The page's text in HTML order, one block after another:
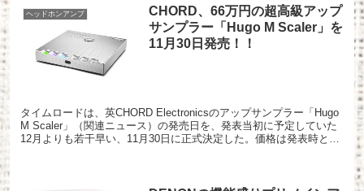
ヘッドホンアンプ
CHORD、66万円の超高級アップ
サンプラー「Hugo M Scaler」を
11月30日発売！！
タイムロードは、英CHORD Electronicsのアップサンプラー「Hugo
M Scaler」（関連ニュース）の発売日を、発表当初に予定していた
12月よりも若干早い、11月30日に正式決定した。価格は発表時と変